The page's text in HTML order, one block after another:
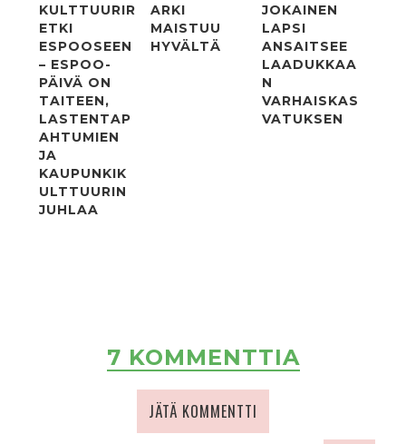
KULTTUURIR
ETKI
ESPOOSEEN
– ESPOO-
PÄIVÄ ON
TAITEEN,
LASTENTAP
AHTUMIEN
JA
KAUPUNKIK
ULTTUURIN
JUHLAA
ARKI
MAISTUU
HYVÄLTÄ
JOKAINEN
LAPSI
ANSAITSEE
LAADUKKAA
N
VARHAISKAS
VATUKSEN
7 KOMMENTTIA
JÄTÄ KOMMENTTI